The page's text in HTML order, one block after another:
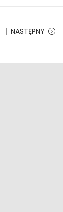
NASTĘPNY